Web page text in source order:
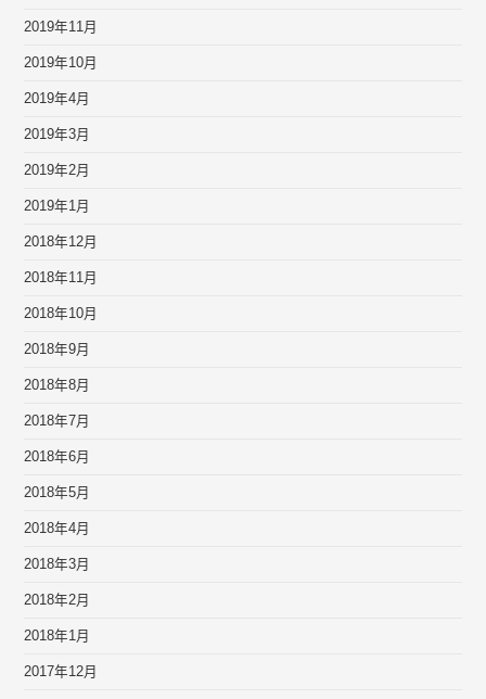
2019年11月
2019年10月
2019年4月
2019年3月
2019年2月
2019年1月
2018年12月
2018年11月
2018年10月
2018年9月
2018年8月
2018年7月
2018年6月
2018年5月
2018年4月
2018年3月
2018年2月
2018年1月
2017年12月